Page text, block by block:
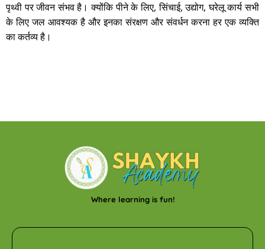
पृथ्वी पर जीवन संभव है। क्योंकि पीने के लिए, सिंचाई, उद्योग, घरेलू कार्य सभी
के लिए जल आवश्यक है और इनका संरक्षण और संवर्धन करना हर एक व्यक्ति
का कर्तव्य है।
Where learning is fun!